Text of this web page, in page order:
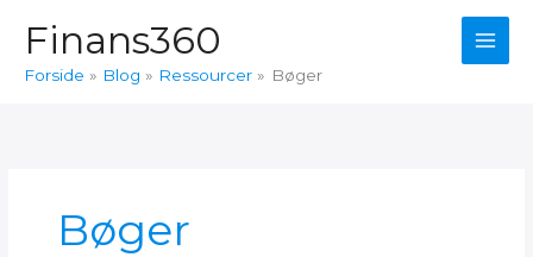
Finans360
Forside Blog Ressourcer Bøger
Bøger